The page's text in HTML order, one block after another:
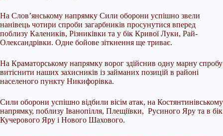
На Слов’янському напрямку Сили оборони успішно звели
нанівець чотири спроби загарбників просунутися вперед
поблизу Калеників, Різниківки та у бік Кривої Луки, Рай-
Олександрівки. Одне бойове зіткнення ще триває.
На Краматорському напрямку ворог здійснив одну марну спробу
витіснити наших захисників із займаних позицій в районі
населеного пункту Никифорівка.
Сили оборони успішно відбили вісім атак, на Костянтинівському
напрямку, поблизу Іванопілля, Плещіївки, Русиного Яру та в бік
Кучерового Яру і Нового Шахового.